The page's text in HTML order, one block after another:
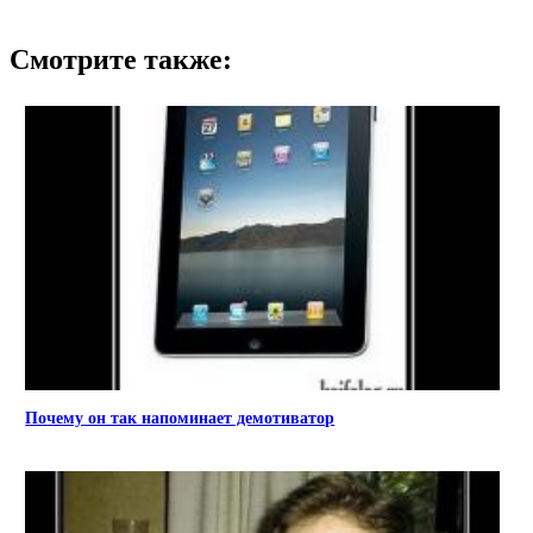
Смотрите также:
Почему он так напоминает демотиватор